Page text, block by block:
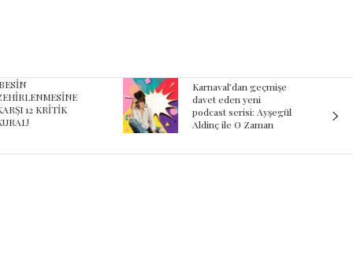
12 KRİTİK
Karnaval’dan geçmişe
davet eden yeni
podcast serisi: Ayşegül
Aldinç ile O Zaman